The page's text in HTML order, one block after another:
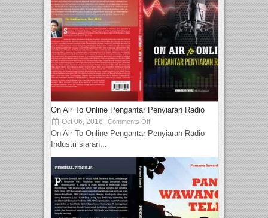
On Air To Online Pengantar Penyiaran Radio
Oct 06, 2016 Comments Off
On Air To Online Pengantar Penyiaran Radio
Industri siaran...